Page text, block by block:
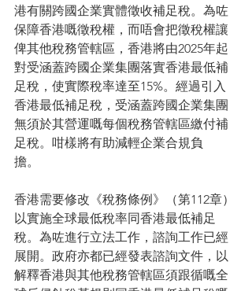
港有關跨國企業實體徵收補足稅。為咗
保障香港嘅徵稅權，而唔會把徵稅權讓
俾其他稅務管轄區，香港將由2025年起
對受涵蓋跨國企業集團落實香港最低補
足稅，使實際稅率達至15%。經過引入
香港最低補足稅，受涵蓋跨國企業集團
無須於其營運嘅每個稅務管轄區繳付補
足稅。咁樣將有助減輕企業合規負
擔。
香港需要修改《稅務條例》（第112章）
以實施全球最低稅率同香港最低補足
稅。為咗進行立法工作，諮詢工作已經
展開。政府亦都已經發表諮詢文件，以
解釋香港與其他稅務管轄區須跟循嘅全